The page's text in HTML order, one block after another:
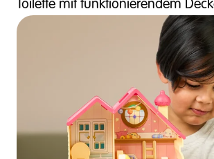
Toilette mit funktionierendem